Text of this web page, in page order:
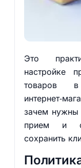
Это
настройке
товаров
зачем нужны
прием и
сохранить